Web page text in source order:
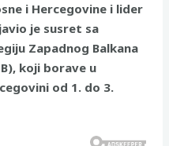
i Hercegovine i lider
je susret sa
Zapadnog Balkana
koji borave u
od 1. do 3.